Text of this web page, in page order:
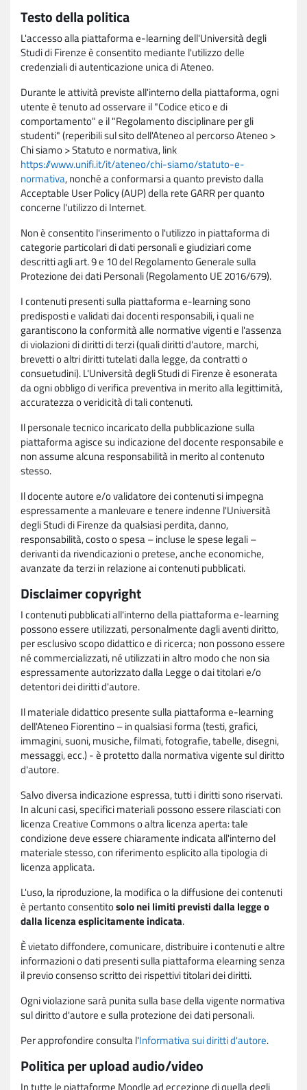
Testo della politica
L'accesso alla piattaforma e-learning dell'Università degli
Studi di Firenze è consentito mediante l'utilizzo delle
credenziali di autenticazione unica di Ateneo.
Durante le attività previste all'interno della piattaforma, ogni
utente è tenuto ad osservare il "Codice etico e di
comportamento" e il "Regolamento disciplinare per gli
studenti" (reperibili sul sito dell'Ateneo al percorso Ateneo >
Chi siamo > Statuto e normativa, link
https://www.unifi.it/it/ateneo/chi-siamo/statuto-e-
normativa, nonché a conformarsi a quanto previsto dalla
Acceptable User Policy (AUP) della rete GARR per quanto
concerne l'utilizzo di Internet.
Non è consentito l'inserimento o l'utilizzo in piattaforma di
categorie particolari di dati personali e giudiziari come
descritti agli art. 9 e 10 del Regolamento Generale sulla
Protezione dei dati Personali (Regolamento UE 2016/679).
I contenuti presenti sulla piattaforma e-learning sono
predisposti e validati dai docenti responsabili, i quali ne
garantiscono la conformità alle normative vigenti e l'assenza
di violazioni di diritti di terzi (quali diritti d'autore, marchi,
brevetti o altri diritti tutelati dalla legge, da contratti o
consuetudini). L'Università degli Studi di Firenze è esonerata
da ogni obbligo di verifica preventiva in merito alla legittimità,
accuratezza o veridicità di tali contenuti.
Il personale tecnico incaricato della pubblicazione sulla
piattaforma agisce su indicazione del docente responsabile e
non assume alcuna responsabilità in merito al contenuto
stesso.
Il docente autore e/o validatore dei contenuti si impegna
espressamente a manlevare e tenere indenne l'Università
degli Studi di Firenze da qualsiasi perdita, danno,
responsabilità, costo o spesa – incluse le spese legali –
derivanti da rivendicazioni o pretese, anche economiche,
avanzate da terzi in relazione ai contenuti pubblicati.
Disclaimer copyright
I contenuti pubblicati all'interno della piattaforma e-learning
possono essere utilizzati, personalmente dagli aventi diritto,
per esclusivo scopo didattico e di ricerca; non possono essere
né commercializzati, né utilizzati in altro modo che non sia
espressamente autorizzato dalla Legge o dai titolari e/o
detentori dei diritti d'autore.
Il materiale didattico presente sulla piattaforma e-learning
dell'Ateneo Fiorentino – in qualsiasi forma (testi, grafici,
immagini, suoni, musiche, filmati, fotografie, tabelle, disegni,
messaggi, ecc.) - è protetto dalla normativa vigente sul diritto
d'autore.
Salvo diversa indicazione espressa, tutti i diritti sono riservati.
In alcuni casi, specifici materiali possono essere rilasciati con
licenza Creative Commons o altra licenza aperta: tale
condizione deve essere chiaramente indicata all'interno del
materiale stesso, con riferimento esplicito alla tipologia di
licenza applicata.
L'uso, la riproduzione, la modifica o la diffusione dei contenuti
è pertanto consentitosolo nei limiti previsti dalla legge o
dalla licenza esplicitamente indicata.
È vietato diffondere, comunicare, distribuire i contenuti e altre
informazioni o dati presenti sulla piattaforma elearning senza
il previo consenso scritto dei rispettivi titolari dei diritti.
Ogni violazione sarà punita sulla base della vigente normativa
sul diritto d'autore e sulla protezione dei dati personali.
Per approfondire consulta l'Informativa sui diritti d'autore.
Politica per upload audio/video
In tutte le piattaforme Moodle ad eccezione di quella degli